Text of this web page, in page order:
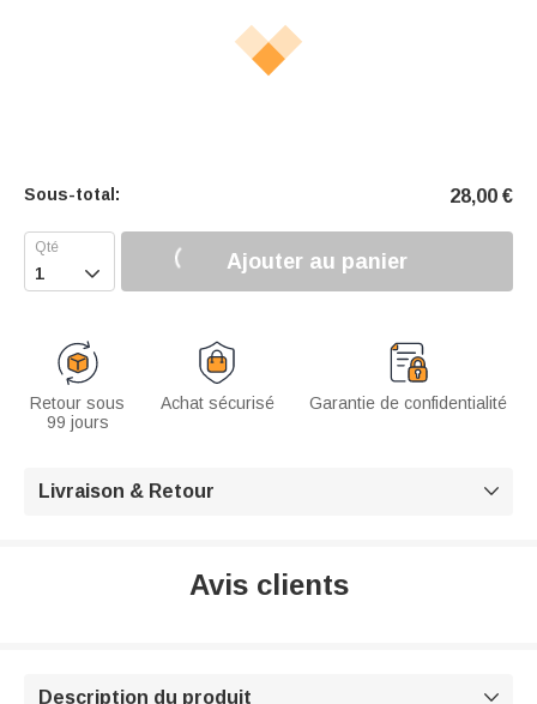
Sous-total: 28,00 €
 Ajouter au panier
Retour sous
99 jours
Achat sécurisé Garantie de confidentialité
Livraison & Retour 
Avis clients
Description du produit 